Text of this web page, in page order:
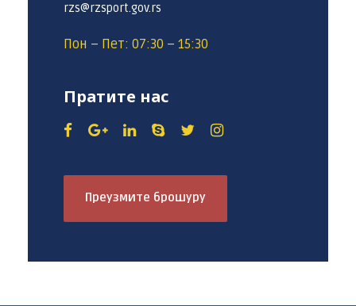
rzs@rzsport.gov.rs
Пон – Пет: 07:30 – 15:30
Пратите нас
Преузмите брошуру